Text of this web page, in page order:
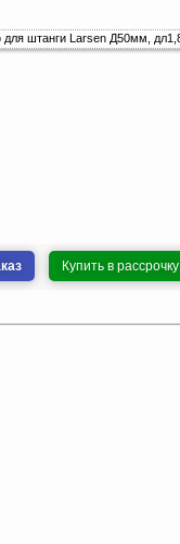
Купить в рассрочку